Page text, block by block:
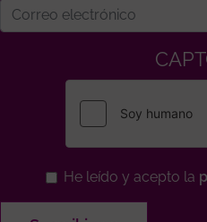
He leído y acepto la